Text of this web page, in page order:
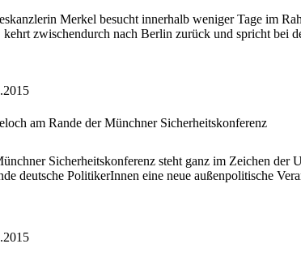
Merkel besucht innerhalb weniger Tage im
kehrt zwischendurch nach Berlin zurück und spricht bei
am Rande der Münchner Sicherheitskonferenz
Sicherheitskonferenz steht ganz im Zeichen der
deutsche PolitikerInnen eine neue außenpolitische